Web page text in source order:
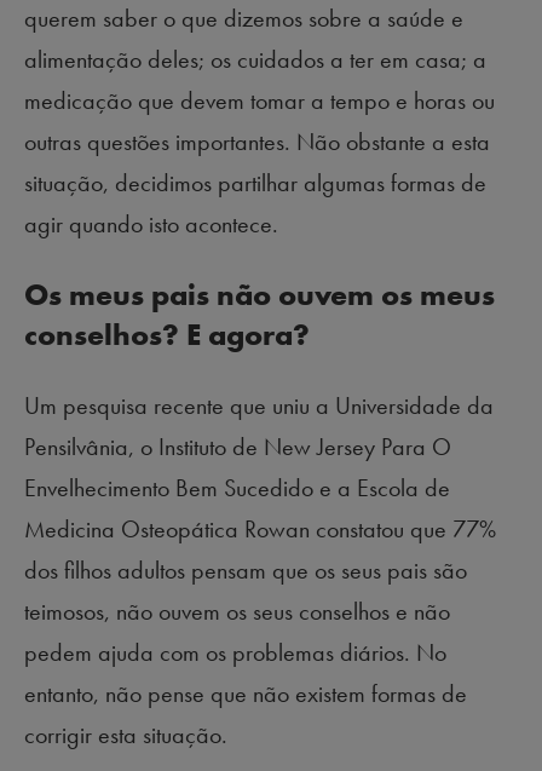
querem saber o que dizemos sobre a saúde e
alimentação deles; os cuidados a ter em casa; a
medicação que devem tomar a tempo e horas ou
outras questões importantes. Não obstante a esta
situação, decidimos partilhar algumas formas de
agir quando isto acontece.
Os meus pais não ouvem os meus
conselhos? E agora?
Um pesquisa recente que uniu a Universidade da
Pensilvânia, o Instituto de New Jersey Para O
Envelhecimento Bem Sucedido e a Escola de
Medicina Osteopática Rowan constatou que 77%
dos filhos adultos pensam que os seus pais são
teimosos, não ouvem os seus conselhos e não
pedem ajuda com os problemas diários. No
entanto, não pense que não existem formas de
corrigir esta situação.